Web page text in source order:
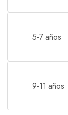
5-7 años
9-11 años